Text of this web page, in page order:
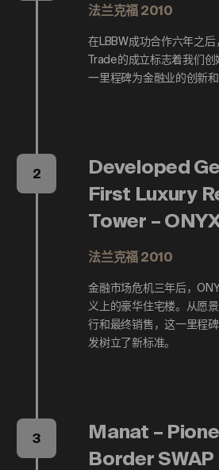
法兰克福 2010
在LBBW成功合作六年之
Trade的成立标志着我们
一里程碑为金融业的创新和
Developed
First Luxury
Tower –
法兰克福 2010
金融市场危机三年后，
义上的豪华住宅楼。从愿
行和最终销售，这一里程
发树立了新标准。
2
Manat –
Border
3